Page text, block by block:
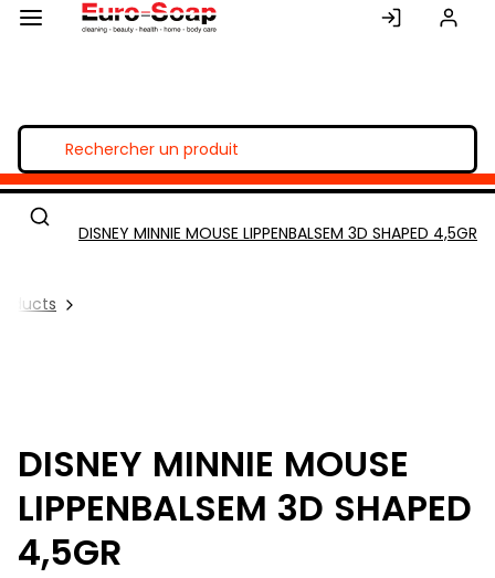
DISNEY MINNIE MOUSE LIPPENBALSEM 3D SHAPED 4,5GR
DISNEY MINNIE MOUSE
LIPPENBALSEM 3D SHAPED
4,5GR